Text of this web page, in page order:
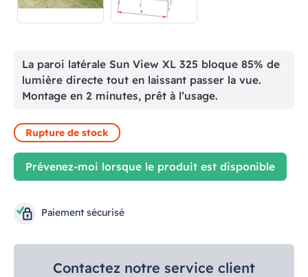
La paroi latérale Sun View XL 325 bloque 85% de
lumière directe tout en laissant passer la vue.
Montage en 2 minutes, prêt à l’usage.
Rupture de stock
Prévenez-moi lorsque le produit est disponible
Paiement sécurisé
Contactez notre service client